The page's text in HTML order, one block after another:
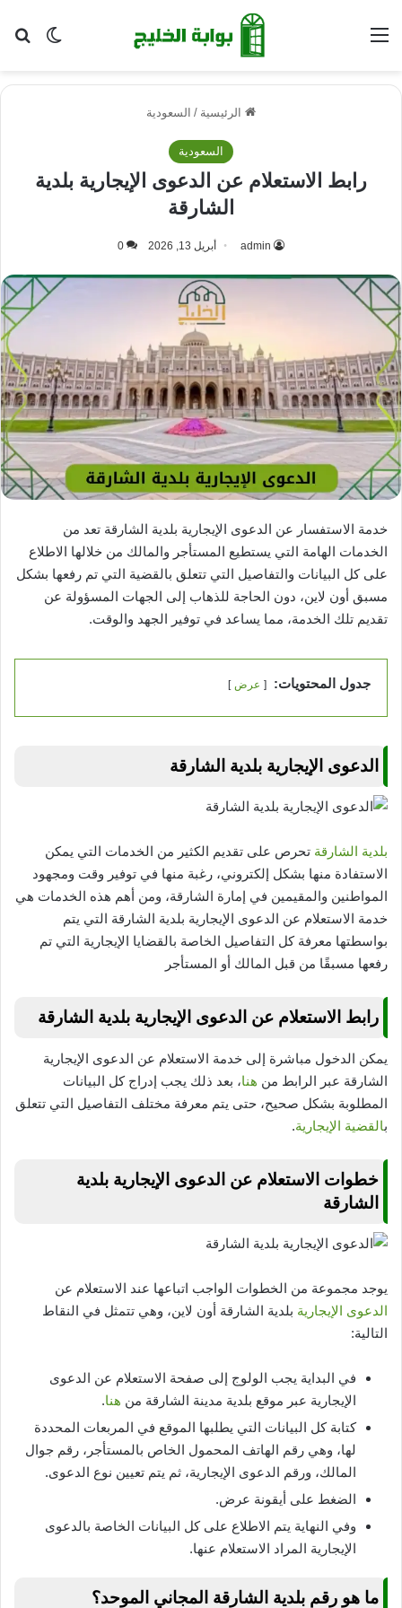
الوضع القائمة
الرئيسية / السعودية
السعودية
رابط الاستعلام عن الدعوى الإيجارية بلدية
الشارقة
admin أبريل 13, 2026 0
خدمة الاستفسار عن الدعوى الإيجارية بلدية الشارقة تعد من
الخدمات الهامة التي يستطيع المستأجر والمالك من خلالها الاطلاع
على كل البيانات والتفاصيل التي تتعلق بالقضية التي تم رفعها بشكل
مسبق أون لاين، دون الحاجة للذهاب إلى الجهات المسؤولة عن
تقديم تلك الخدمة، مما يساعد في توفير الجهد والوقت.
جدول المحتويات: عرض
الدعوى الإيجارية بلدية الشارقة
بلدية الشارقة تحرص على تقديم الكثير من الخدمات التي يمكن
الاستفادة منها بشكل إلكتروني، رغبة منها في توفير وقت ومجهود
المواطنين والمقيمين في إمارة الشارقة، ومن أهم هذه الخدمات هي
خدمة الاستعلام عن الدعوى الإيجارية بلدية الشارقة التي يتم
بواسطتها معرفة كل التفاصيل الخاصة بالقضايا الإيجارية التي تم
رفعها مسبقًا من قبل المالك أو المستأجر
رابط الاستعلام عن الدعوى الإيجارية بلدية الشارقة
يمكن الدخول مباشرة إلى خدمة الاستعلام عن الدعوى الإيجارية
الشارقة عبر الرابط من هنا، بعد ذلك يجب إدراج كل البيانات
المطلوبة بشكل صحيح، حتى يتم معرفة مختلف التفاصيل التي تتعلق
بالقضية الإيجارية.
خطوات الاستعلام عن الدعوى الإيجارية بلدية
الشارقة
يوجد مجموعة من الخطوات الواجب اتباعها عند الاستعلام عن
الدعوى الإيجارية بلدية الشارقة أون لاين، وهي تتمثل في النقاط
التالية:
في البداية يجب الولوج إلى صفحة الاستعلام عن الدعوى
الإيجارية عبر موقع بلدية مدينة الشارقة من هنا.
كتابة كل البيانات التي يطلبها الموقع في المربعات المحددة
لها، وهي رقم الهاتف المحمول الخاص بالمستأجر، رقم جوال
المالك، ورقم الدعوى الإيجارية، ثم يتم تعيين نوع الدعوى.
الضغط على أيقونة عرض.
وفي النهاية يتم الاطلاع على كل البيانات الخاصة بالدعوى
الإيجارية المراد الاستعلام عنها.
ما هو رقم بلدية الشارقة المجاني الموحد؟